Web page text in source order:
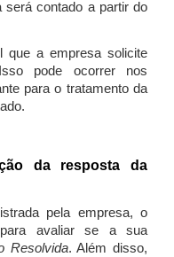
contado a partir do
que a empresa solicite
pode ocorrer nos
para o tratamento da
da resposta da
pela empresa, o
avaliar se a sua
Resolvida. Além disso,